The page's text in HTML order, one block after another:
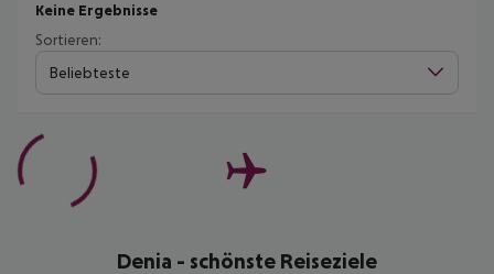
Keine Ergebnisse
Sortieren:
Beliebteste
Denia - schönste Reiseziele